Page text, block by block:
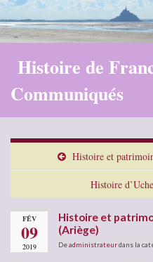
Histoire de
Communiqués
Histoire et
Histoire
FÉV
09
2019
Histoire et
(Ariège)
Deadministrateurdans la